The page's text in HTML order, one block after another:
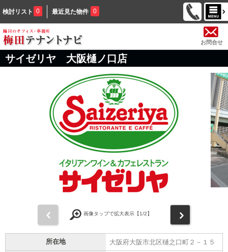
検討リスト 0 最近見た物件 0
お問合せ
サイゼリヤ 大阪樋ノ口店
画像タップで拡大表示【1/2】
所在地 大阪府大阪市北区樋之口町２－１５